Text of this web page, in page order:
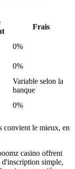
Frais
0%
0%
Variable selon la
banque
0%
convient le mieux, en
casino offrent
d'inscription simple,